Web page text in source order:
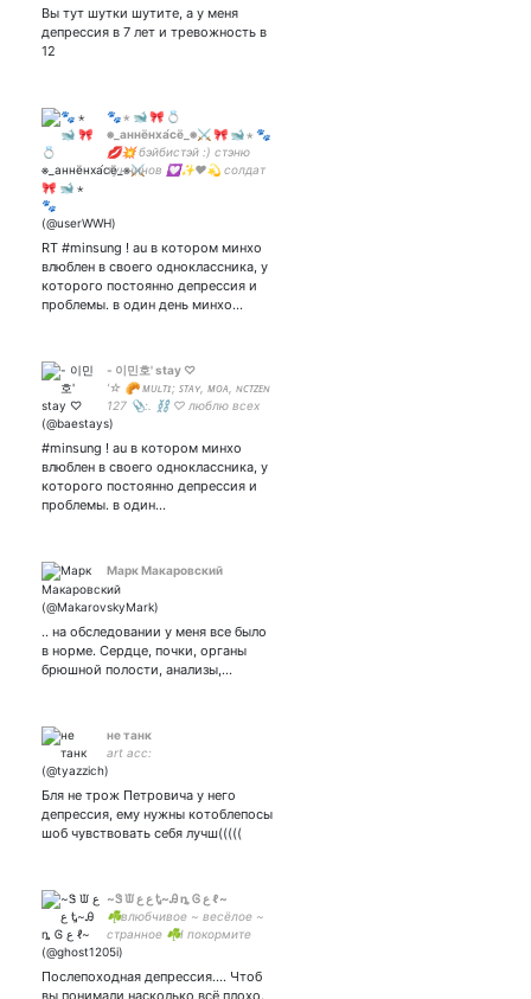
Вы тут шутки шутите, а у меня
депрессия в 7 лет и тревожность в
12
🐾 ⋆ 🐋 🎀 💍
⎈_аннёнха́сё_⎈⚔️ 🎀 🐋 ⋆ 🐾
💋💥 бэйбистэй :) стэню
туннинов 💟✨❤️💫 солдат
треды, пишу ау💍давайте
дружить 👐💖 🐨🐙
RT #minsung ! au в котором минхо
влюблен в своего одноклассника, у
которого постоянно депрессия и
проблемы. в один день минхо…
- 이민호' stay ♡
'☆ 🥐 ᴍᴜʟᴛɪ; ꜱᴛᴀʏ, ᴍᴏᴀ, ɴᴄᴛᴢᴇɴ
127 📎:. ⛓ ♡ люблю всех
буб и комфорчу минхо 🔗°,,
🦋;,
#minsung ! au в котором минхо
влюблен в своего одноклассника, у
которого постоянно депрессия и
проблемы. в один…
Марк Макаровский
.. на обследовании у меня все было
в норме. Сердце, почки, органы
брюшной полости, анализы,…
не танк
art acc:
Бля не трож Петровича у него
депрессия, ему нужны котоблепосы
шоб чувствовать себя лучш(((((
~Ꮥ ᙡ ع ع Ꮏ~Ꭿ ȵ Ꮆ ع ℓ~
☘️влюбчивое ~ весёлое ~
странное ☘️I покормите
меня🍷I дозу мюзиклов
Послепоходная депрессия.... Чтоб
вы понимали насколько всё плохо.